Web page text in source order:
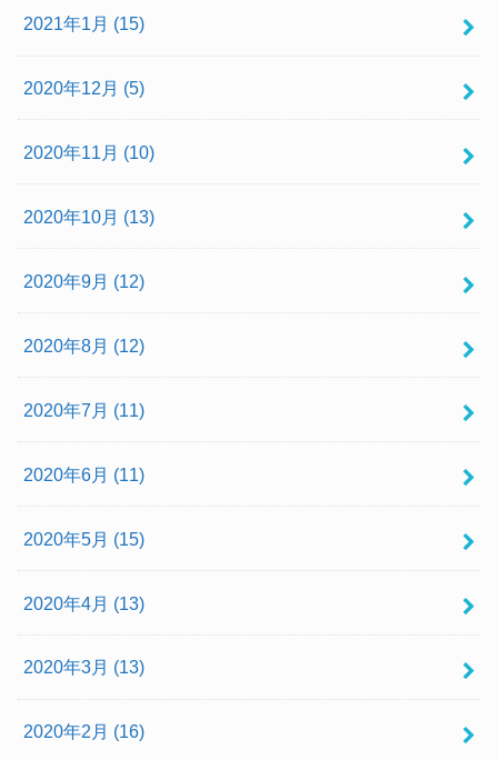
2021年1月 (15)
2020年12月 (5)
2020年11月 (10)
2020年10月 (13)
2020年9月 (12)
2020年8月 (12)
2020年7月 (11)
2020年6月 (11)
2020年5月 (15)
2020年4月 (13)
2020年3月 (13)
2020年2月 (16)